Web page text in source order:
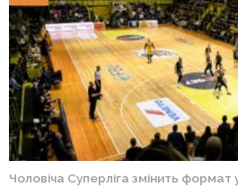
Чоловіча Суперліга змінить формат